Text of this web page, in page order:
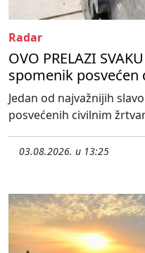
Radar
OVO PRELAZI
spomenik
Jedan od najvažnijih
posvećenih civilnim
03.08.2026. u 13:25